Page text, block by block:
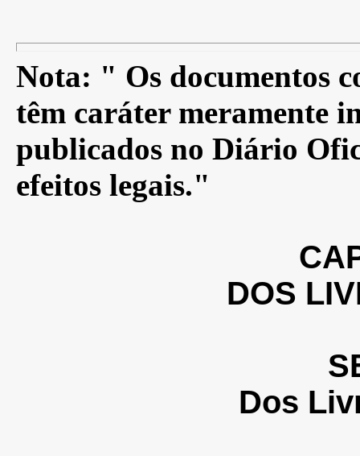
Nota: " Os documentos
têm caráter meramente
publicados no Diário
efeitos legais."
DOS
Dos